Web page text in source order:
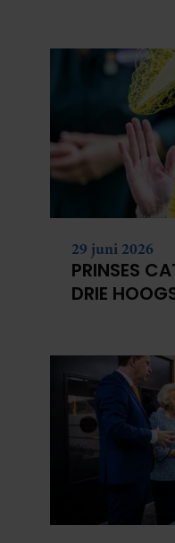
29 juni 2026
PRINSES
DRIE